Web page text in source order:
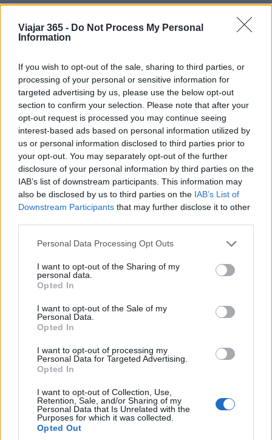
Viajar 365 - Do Not Process My Personal
Information
If you wish to opt-out of the sale, sharing to third parties, or
processing of your personal or sensitive information for
targeted advertising by us, please use the below opt-out
section to confirm your selection. Please note that after your
opt-out request is processed you may continue seeing
interest-based ads based on personal information utilized by
us or personal information disclosed to third parties prior to
your opt-out. You may separately opt-out of the further
disclosure of your personal information by third parties on the
IAB’s list of downstream participants. This information may
also be disclosed by us to third parties on the IAB’s List of
Downstream Participants that may further disclose it to other
Please note that this website/app uses one or more Google
not limited to your visit or usage behaviour. You may click to
grant or deny consent to Google and its third-party tags to
use your data for below specified purposes in below Google
consent section.
Personal Data Processing Opt Outs
I want to opt-out of the Sharing of my
personal data.
Opted In
I want to opt-out of the Sale of my
Personal Data.
Opted In
I want to opt-out of processing my
Personal Data for Targeted Advertising.
Opted In
I want to opt-out of Collection, Use,
Retention, Sale, and/or Sharing of my
Personal Data that Is Unrelated with the
Purposes for which it was collected.
Opted Out
en uno de los mayores ejemplos de la
arquitectura barroca y las florecientes artes
musicales y liberales de es la hora.
8. Seefeld en Tirol
Seefeld, sede en dos ocasiones de los Juegos
Olímpicos de Invierno, es un importante centro
de esquí de fondo con un terreno compatible
para esquiadores principiantes e
intermedios. Ubicado en unaespectacular
reserva natural, es el lugar perfecto, no solo
para deportes de clima frío, sino también para
escapada relajante a un resort.
7. Castillo de Hohensalzburg
Este magnífico castillo de Salzburgo es uno de los
castillos medievales más grandes y mejor
ubicada en la cima de la montaña Festungsberg,
la poderosa fortaleza se eleva sobre la
Salzburgo , dando vida a su magnífico
horizonte. Este castillo alberga el “Toro de
Salzburgo”, un órgano con más de doscientos